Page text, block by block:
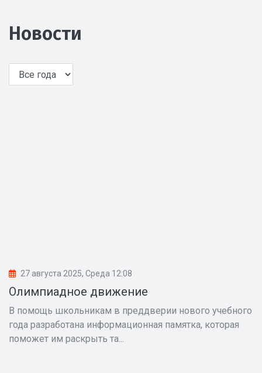
Новости
27 августа 2025, Среда 12:08
Олимпиадное движение
В помощь школьникам в преддверии нового учебного
года разработана информационная памятка, которая
поможет им раскрыть та...